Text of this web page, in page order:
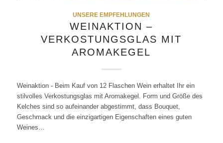
UNSERE EMPFEHLUNGEN
WEINAKTION –
VERKOSTUNGSGLAS MIT
AROMAKEGEL
Weinaktion - Beim Kauf von 12 Flaschen Wein erhaltet Ihr ein
stilvolles Verkostungsglas mit Aromakegel. Form und Größe des
Kelches sind so aufeinander abgestimmt, dass Bouquet,
Geschmack und die einzigartigen Eigenschaften eines guten
Weines…